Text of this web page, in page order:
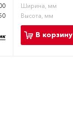
Ширина, мм
Высота, мм
В корзину